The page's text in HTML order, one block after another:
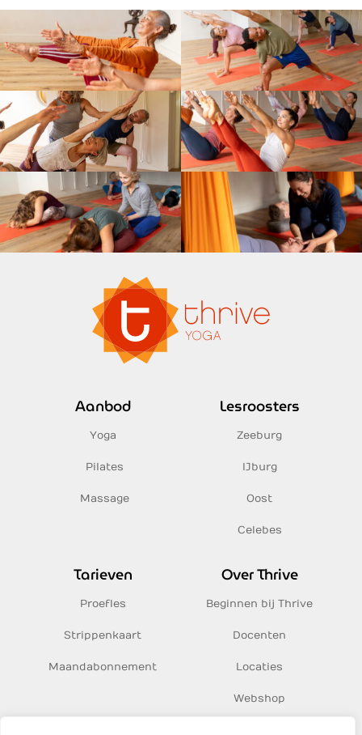
Aanbod
Yoga
Pilates
Massage
Lesroosters
Zeeburg
IJburg
Oost
Celebes
Tarieven
Proefles
Strippenkaart
Maandabonnement
Over Thrive
Beginnen bij Thrive
Docenten
Locaties
Webshop